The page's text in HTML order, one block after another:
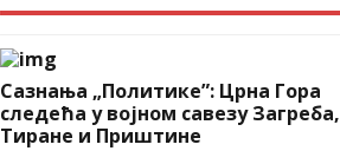
Сазнања „Политике”: Црна Гора
следећа у војном савезу Загреба,
Тиране и Приштине